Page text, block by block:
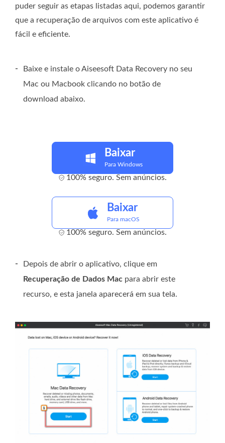
puder seguir as etapas listadas aqui, podemos garantir
que a recuperação de arquivos com este aplicativo é
fácil e eficiente.
-
Baixe e instale o Aiseesoft Data Recovery no seu
Mac ou Macbook clicando no botão de
download abaixo.
Baixar
Para Windows
100% seguro. Sem anúncios.
Baixar
Para macOS
100% seguro. Sem anúncios.
-
Depois de abrir o aplicativo, clique em
Recuperação de Dados Mac para abrir este
recurso, e esta janela aparecerá em sua tela.